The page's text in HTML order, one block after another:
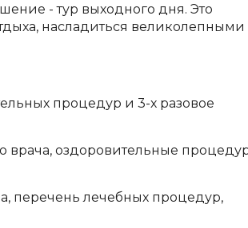
- тур выходного дня. Это
насладиться великолепными
процедур и 3-х разовое
врача, оздоровительные
перечень лечебных процедур,